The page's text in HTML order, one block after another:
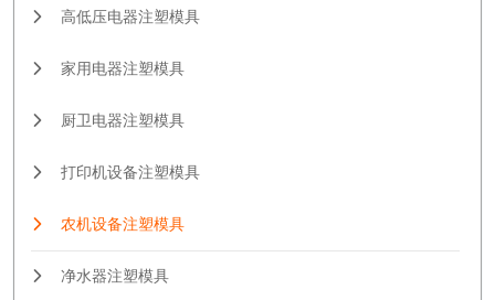
高低压电器注塑模具
家用电器注塑模具
厨卫电器注塑模具
打印机设备注塑模具
农机设备注塑模具
净水器注塑模具